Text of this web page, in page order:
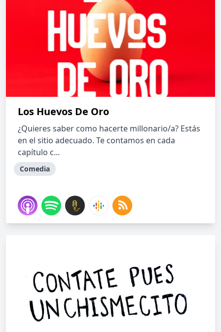
Los Huevos De Oro
¿Quieres saber como hacerte millonario/a? Estás
en el sitio adecuado. Te contamos en cada
capítulo c...
Comedia